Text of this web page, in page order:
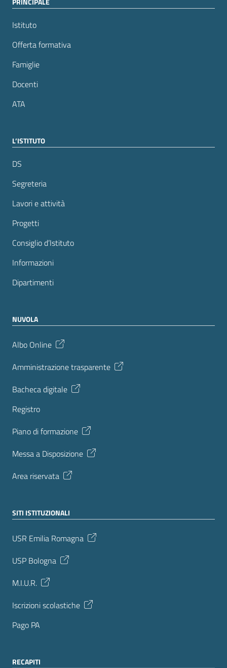
Istituto
Offerta formativa
Famiglie
Docenti
ATA
L’ISTITUTO
DS
Segreteria
Lavori e attività
Progetti
Consiglio d’Istituto
Informazioni
Dipartimenti
NUVOLA
Albo Online
Amministrazione trasparente
Bacheca digitale
Registro
Piano di formazione
Messa a Disposizione
Area riservata
SITI ISTITUZIONALI
USR Emilia Romagna
USP Bologna
M.I.U.R.
Iscrizioni scolastiche
Pago PA
RECAPITI